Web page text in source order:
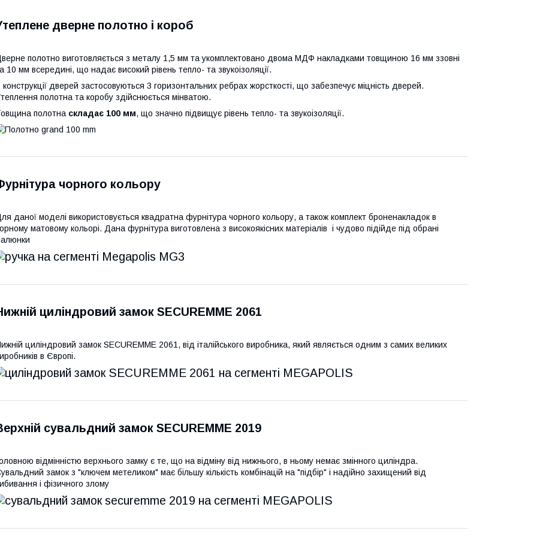
дверне полотно і короб
полотно виготовляється з металу 1,5 мм та укомплектовано двома МДФ накладками товщиною 16 мм ззовні
10 мм всередині, що надає високий рівень тепло- та звукоізоляції.
конструкції дверей застосовуються 3 горизонтальних ребрах жорсткості, що забезпечує міцність дверей.
полотна та коробу здійснюється мінватою.
полотна складає 100 мм, що значно підвищує рівень тепло- та звукоізоляції.
чорного кольору
даної моделі використовується квадратна фурнітура чорного кольору, а також комплект броненакладок в
матовому кольорі. Дана фурнітура виготовлена з високоякісних матеріалів і чудово підійде під обрані
циліндровий замок SECUREMME 2061
циліндровий замок SECUREMME 2061, від італійського виробника, який являється одним з самих великих
в Європі.
сувальдний замок SECUREMME 2019
відмінністю верхнього замку є те, що на відміну від нижнього, в ньому немає змінного циліндра.
замок з "ключем метеликом" має більшу кількість комбінацій на "підбір" і надійно захищений від
і фізичного злому